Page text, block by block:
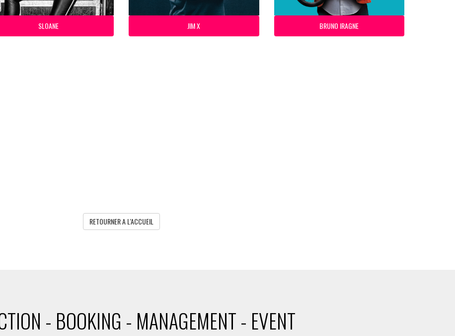
SLOANE JIM X BRUNO IRAGNE
RETOURNER A L'ACCUEIL
- BOOKING - MANAGEMENT - EVENT